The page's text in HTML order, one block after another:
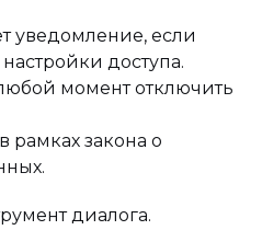
уведомление, если
доступа.
момент отключить
рамках закона о
диалога.